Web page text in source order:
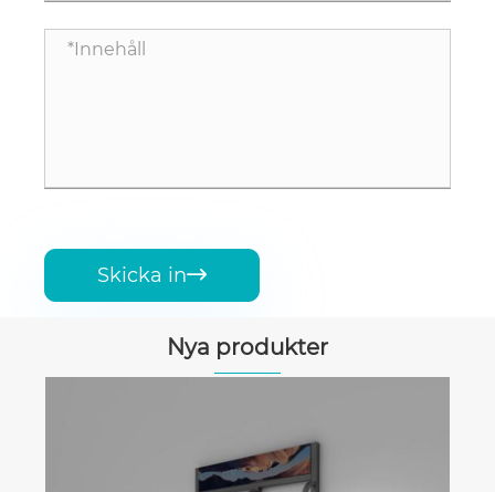
Skicka in
Nya produkter
Bildskärmsstativ för tapeter
Visa mer >>